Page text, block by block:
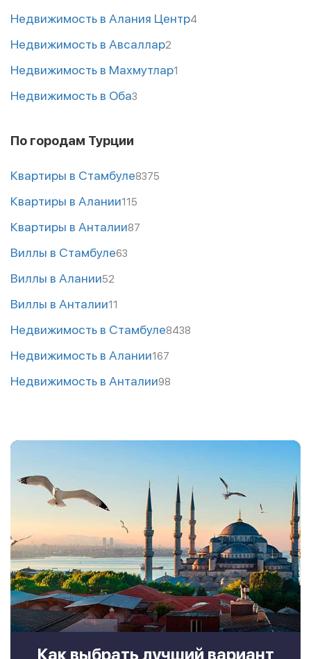
Недвижимость в Алания Центр4
Недвижимость в Авсаллар2
Недвижимость в Махмутлар1
Недвижимость в Оба3
По городам Турции
Квартиры в Стамбуле8375
Квартиры в Алании115
Квартиры в Анталии87
Виллы в Стамбуле63
Виллы в Алании52
Виллы в Анталии11
Недвижимость в Стамбуле8438
Недвижимость в Алании167
Недвижимость в Анталии98
Как выбрать лучший вариант